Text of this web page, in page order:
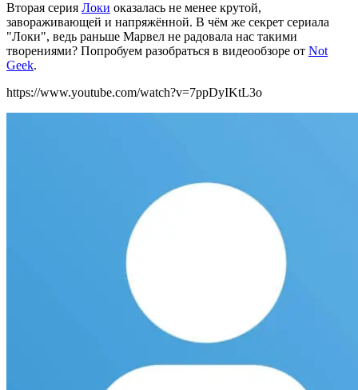
Вторая серия Локи оказалась не менее крутой,
завораживающей и напряжённой. В чём же секрет сериала
"Локи", ведь раньше Марвел не радовала нас такими
творениями? Попробуем разобраться в видеообзоре от Not
Geek.
https://www.youtube.com/watch?v=7ppDyIKtL3o